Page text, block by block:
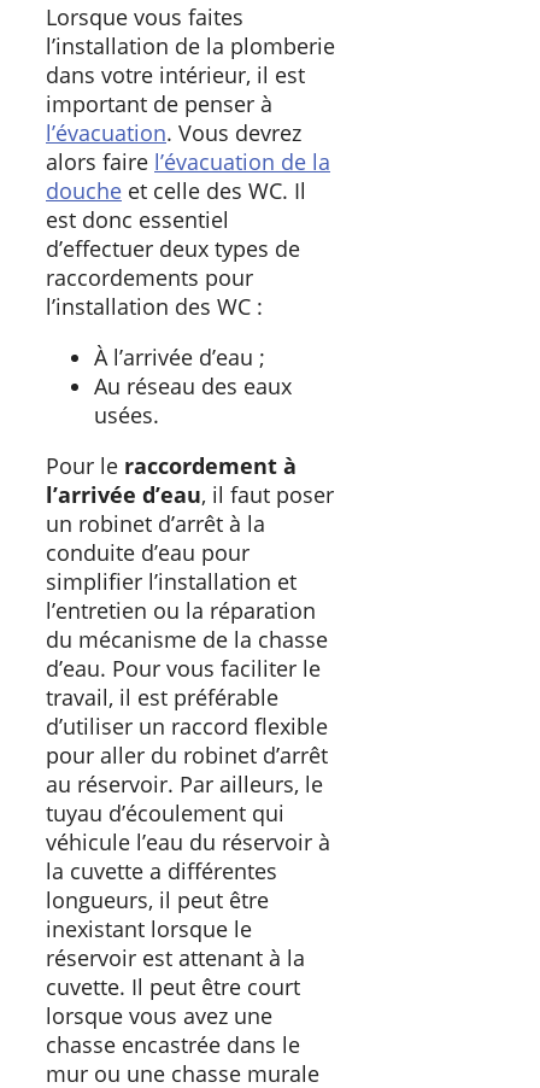
Lorsque vous faites
l’installation de la plomberie
dans votre intérieur, il est
important de penser à
l’évacuation. Vous devrez
alors faire l’évacuation de la
douche et celle des WC. Il
est donc essentiel
d’effectuer deux types de
raccordements pour
l’installation des WC :
À l’arrivée d’eau ;
Au réseau des eaux
usées.
Pour le raccordement à
l’arrivée d’eau, il faut poser
un robinet d’arrêt à la
conduite d’eau pour
simplifier l’installation et
l’entretien ou la réparation
du mécanisme de la chasse
d’eau. Pour vous faciliter le
travail, il est préférable
d’utiliser un raccord flexible
pour aller du robinet d’arrêt
au réservoir. Par ailleurs, le
tuyau d’écoulement qui
véhicule l’eau du réservoir à
la cuvette a différentes
longueurs, il peut être
inexistant lorsque le
réservoir est attenant à la
cuvette. Il peut être court
lorsque vous avez une
chasse encastrée dans le
mur ou une chasse murale